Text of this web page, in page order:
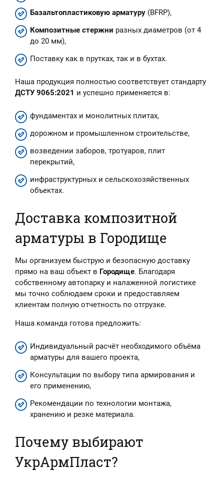
Базальтопластиковую арматуру (BFRP),
Композитные стержни разных диаметров (от 4
до 20 мм),
Поставку как в прутках, так и в бухтах.
Наша продукция полностью соответствует стандарту
ДСТУ 9065:2021 и успешно применяется в:
фундаментах и монолитных плитах,
дорожном и промышленном строительстве,
возведении заборов, тротуаров, плит
перекрытий,
инфраструктурных и сельскохозяйственных
объектах.
Доставка композитной
арматуры в Городище
Мы организуем быструю и безопасную доставку
прямо на ваш объект в Городище. Благодаря
собственному автопарку и налаженной логистике
мы точно соблюдаем сроки и предоставляем
клиентам полную отчетность по отгрузке.
Наша команда готова предложить:
Индивидуальный расчёт необходимого объёма
арматуры для вашего проекта,
Консультации по выбору типа армирования и
его применению,
Рекомендации по технологии монтажа,
хранению и резке материала.
Почему выбирают
УкрАрмПласт?